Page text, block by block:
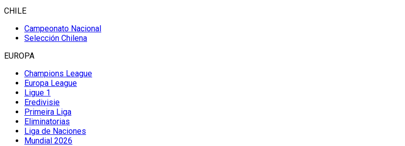
CHILE
Campeonato Nacional
Selección Chilena
EUROPA
Champions League
Europa League
Ligue 1
Eredivisie
Primeira Liga
Eliminatorias
Liga de Naciones
Mundial 2026